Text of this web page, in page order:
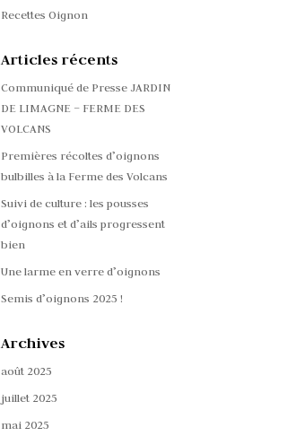
Recettes Oignon
Articles récents
Communiqué de Presse JARDIN
DE LIMAGNE – FERME DES
VOLCANS
Premières récoltes d’oignons
bulbilles à la Ferme des Volcans
Suivi de culture : les pousses
d’oignons et d’ails progressent
bien
Une larme en verre d’oignons
Semis d’oignons 2025 !
Archives
août 2025
juillet 2025
mai 2025